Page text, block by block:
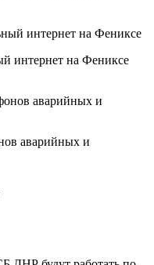
интернет на Фениксе
аварийных и